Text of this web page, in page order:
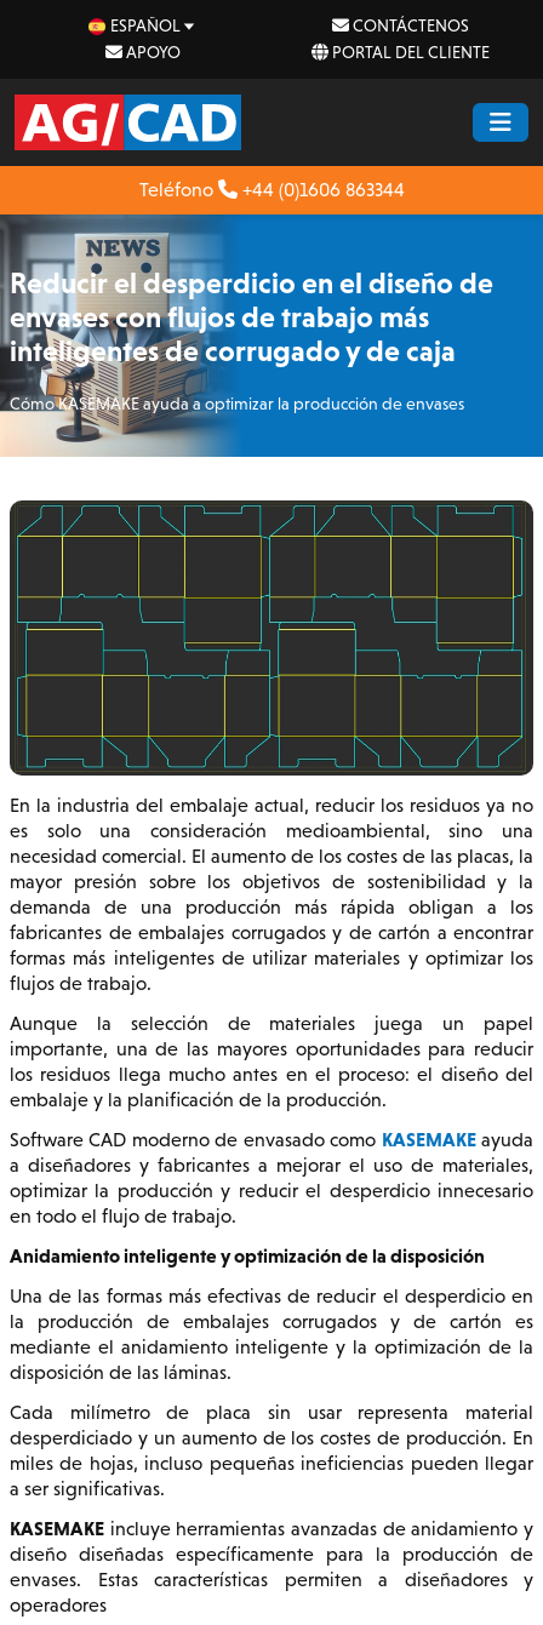
ESPAÑOL
CONTÁCTENOS
APOYO
PORTAL DEL CLIENTE
Teléfono +44 (0)1606 863344
Reducir el desperdicio en el diseño de
envases con flujos de trabajo más
inteligentes de corrugado y de caja
Cómo KASEMAKE ayuda a optimizar la producción de envases
En la industria del embalaje actual, reducir los residuos ya no
es solo una consideración medioambiental, sino una
necesidad comercial. El aumento de los costes de las placas, la
mayor presión sobre los objetivos de sostenibilidad y la
demanda de una producción más rápida obligan a los
fabricantes de embalajes corrugados y de cartón a encontrar
formas más inteligentes de utilizar materiales y optimizar los
flujos de trabajo.
Aunque la selección de materiales juega un papel
importante, una de las mayores oportunidades para reducir
los residuos llega mucho antes en el proceso: el diseño del
embalaje y la planificación de la producción.
Software CAD moderno de envasado como KASEMAKEayuda
a diseñadores y fabricantes a mejorar el uso de materiales,
optimizar la producción y reducir el desperdicio innecesario
en todo el flujo de trabajo.
Anidamiento inteligente y optimización de la disposición
Una de las formas más efectivas de reducir el desperdicio en
la producción de embalajes corrugados y de cartón es
mediante el anidamiento inteligente y la optimización de la
disposición de las láminas.
Cada milímetro de placa sin usar representa material
desperdiciado y un aumento de los costes de producción. En
miles de hojas, incluso pequeñas ineficiencias pueden llegar
a ser significativas.
KASEMAKE incluye herramientas avanzadas de anidamiento y
diseño diseñadas específicamente para la producción de
envases. Estas características permiten a diseñadores y
operadores